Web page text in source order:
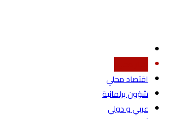
اقتصاد محلي
شؤون برلمانية
عربي و دولي